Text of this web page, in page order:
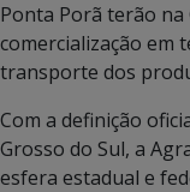
Ponta Porã terão na
comercialização em
transporte dos
Com a definição
Grosso do Sul, a
esfera estadual e